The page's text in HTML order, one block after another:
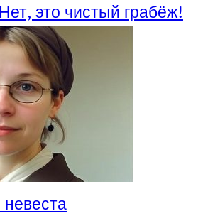
это чистый грабёж!